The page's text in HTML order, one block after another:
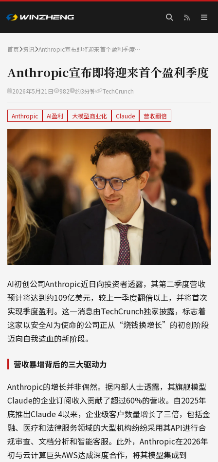
首页 资讯 Anthropic宣布即将迎来首个盈利季度…
Anthropic宣布即将迎来首个盈利季度
2026年5月21日 982 约3分钟 TechCrunch
Anthropic AI盈利 大模型商业化 Claude 营收翻倍
AI初创公司Anthropic近日向投资者透露，其第二季度营收
预计将达到约109亿美元，较上一季度翻倍以上，并将首次
实现季度盈利。这一消息由TechCrunch独家披露，标志着
这家以安全AI为使命的公司正从“烧钱换增长”的初创阶段
迈向自我造血的新阶段。
营收暴增背后的三大驱动力
Anthropic的增长并非偶然。据内部人士透露，其旗舰模型
Claude的企业订阅收入贡献了超过60%的营收。自2025年
底推出Claude 4以来，企业级客户数量增长了三倍，包括金
融、医疗和法律服务领域的大型机构纷纷采用其API进行合
规审查、文档分析和智能客服。此外，Anthropic在2026年
初与云计算巨头AWS达成深度合作，将其模型集成到